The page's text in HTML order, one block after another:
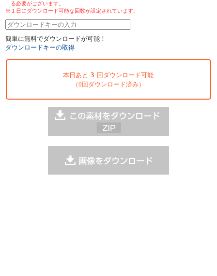
る必要がございます。
※１日にダウンロード可能な回数が設定されています。
簡単に無料でダウンロードが可能！
ダウンロードキーの取得
本日あと 3 回ダウンロード可能
（0回ダウンロード済み）